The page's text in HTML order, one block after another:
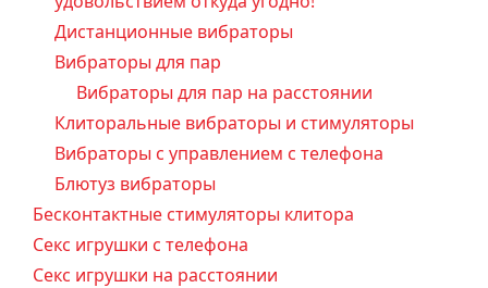
Дистанционные вибраторы
Вибраторы для пар
Вибраторы для пар на расстоянии
Клиторальные вибраторы и стимуляторы
Вибраторы с управлением с телефона
Блютуз вибраторы
Бесконтактные стимуляторы клитора
Секс игрушки с телефона
Секс игрушки на расстоянии